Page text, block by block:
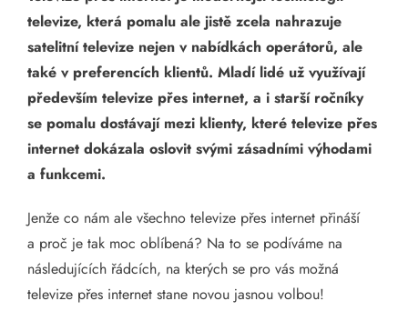
televize, která pomalu ale jistě zcela nahrazuje
satelitní televize nejen v nabídkách operátorů, ale
také v preferencích klientů. Mladí lidé už využívají
především televize přes internet, a i starší ročníky
se pomalu dostávají mezi klienty, které televize přes
internet dokázala oslovit svými zásadními výhodami
a funkcemi.
Jenže co nám ale všechno televize přes internet přináší
a proč je tak moc oblíbená? Na to se podíváme na
následujících řádcích, na kterých se pro vás možná
televize přes internet stane novou jasnou volbou!